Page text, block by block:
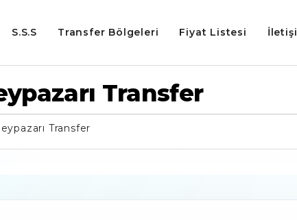
S.S.S Transfer Bölgeleri Fiyat Listesi
Transfer
Transfer